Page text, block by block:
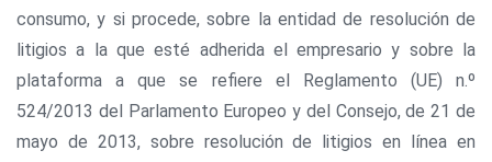
consumo, y si procede, sobre la entidad de resolución de
litigios a la que esté adherida el empresario y sobre la
plataforma a que se refiere el Reglamento (UE) n.º
524/2013 del Parlamento Europeo y del Consejo, de 21 de
mayo de 2013, sobre resolución de litigios en línea en